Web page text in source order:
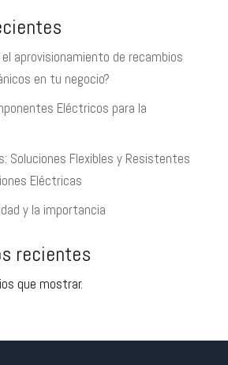
aprovisionamiento de recambios
en tu negocio?
Eléctricos para la
Soluciones Flexibles y Resistentes
Eléctricas
y la importancia
recientes
que mostrar.